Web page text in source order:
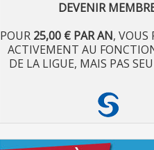
DEVENIR
POUR 25,00 € PAR AN, VOUS
ACTIVEMENT AU
DE LA LIGUE, MAIS PAS